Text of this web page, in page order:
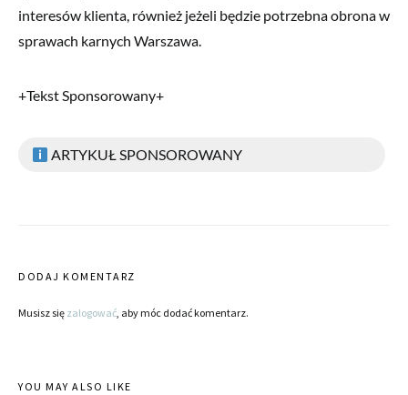
interesów klienta, również jeżeli będzie potrzebna obrona w
sprawach karnych Warszawa.
+Tekst Sponsorowany+
ARTYKUŁ SPONSOROWANY
DODAJ KOMENTARZ
Musisz się zalogować, aby móc dodać komentarz.
YOU MAY ALSO LIKE